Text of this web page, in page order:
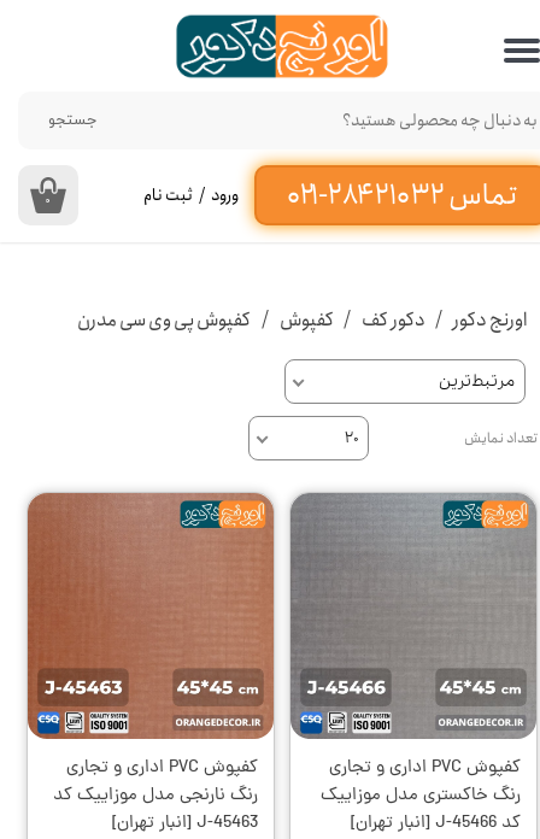
تماس ۳۲ ۲۱۰ ۲۸۴-۰۲۱‌
جستجو
۰ ورود / ثبت نام
حساب کاربری من
تغییر گذر واژه
سفارشات
خروج از حساب کاربری
اورنج دکور دکور کف کفپوش کفپوش پی وی سی مدرن
مرتبط‌ترین
تعداد نمایش ۲۰
کفپوش PVC اداری و تجاری
رنگ خاکستری مدل موزاییک
کد J-45466 [انبار تهران]
کفپوش PVC اداری و تجاری
رنگ نارنجی مدل موزاییک کد
J-45463 [انبار تهران]